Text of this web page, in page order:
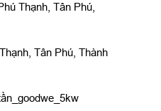
Thạnh, Tân Phú,
Tân Phú, Thành